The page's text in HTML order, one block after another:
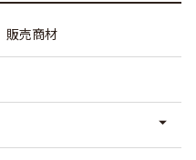
販売商材